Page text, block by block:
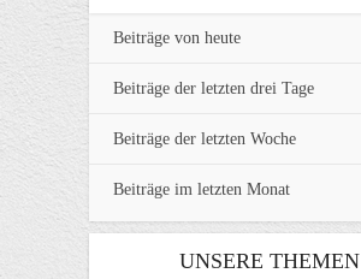
Beiträge von heute
Beiträge der letzten drei Tage
Beiträge der letzten Woche
Beiträge im letzten Monat
UNSERE THEMEN